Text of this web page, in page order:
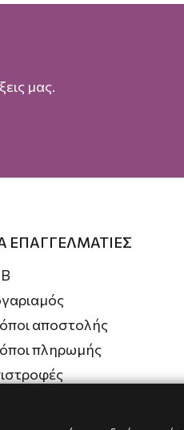
μας.
ΕΠΑΓΓΕΛΜΑΤΙΕΣ
αποστολής
πληρωμής